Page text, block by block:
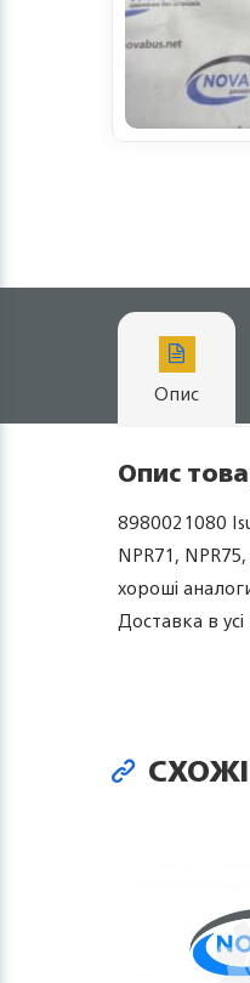
Опис
Опис
8980021080
NPR71,
хороші
Доставка в